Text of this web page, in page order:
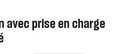
avec prise en charge